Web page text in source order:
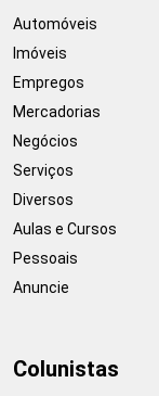
Automóveis
Imóveis
Empregos
Mercadorias
Negócios
Serviços
Diversos
Aulas e Cursos
Pessoais
Anuncie
Colunistas